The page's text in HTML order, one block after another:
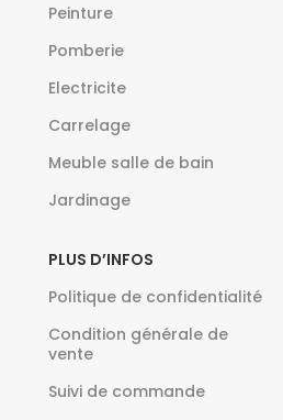
Peinture
Pomberie
Electricite
Carrelage
Meuble salle de bain
Jardinage
PLUS D’INFOS
Politique de confidentialité
Condition générale de
vente
Suivi de commande